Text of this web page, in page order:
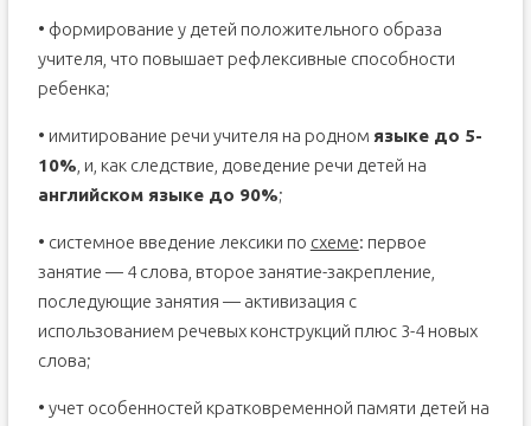
• формирование у детей положительного образа
учителя, что повышает рефлексивные способности
ребенка;
• имитирование речи учителя на родном языке до 5-
10% , и, как следствие, доведение речи детей на
английском языке до 90%;
• системное введение лексики по схеме: первое
занятие — 4 слова, второе занятие-закрепление,
последующие занятия — активизация с
использованием речевых конструкций плюс 3-4 новых
слова;
• учет особенностей кратковременной памяти детей на